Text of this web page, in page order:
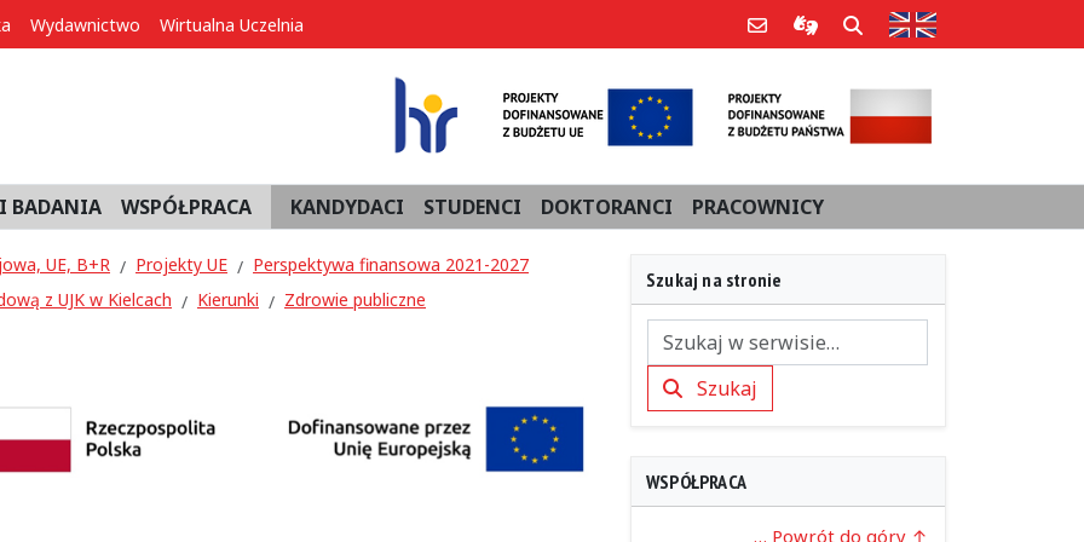
Wydawnictwo Wirtualna Uczelnia Poczta e-mailInformacje dla użytkowników
Szukaj Strona w języku
BADANIA WSPÓŁPRACA KANDYDACI STUDENCI DOKTORANCI PRACOWNICY
UE, B+R Projekty UE
Perspektywa finansowa 2021-2027
z UJK w Kielcach
Kierunki Zdrowie publiczne
Szukaj na stronie
SzukajSzukaj
WSPÓŁPRACA
… Powrót do góry